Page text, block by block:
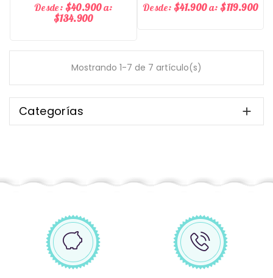
Desde: $40.900a:
$134.900
Desde: $41.900a: $119.900
Mostrando 1-7 de 7 artículo(s)
Categorías 